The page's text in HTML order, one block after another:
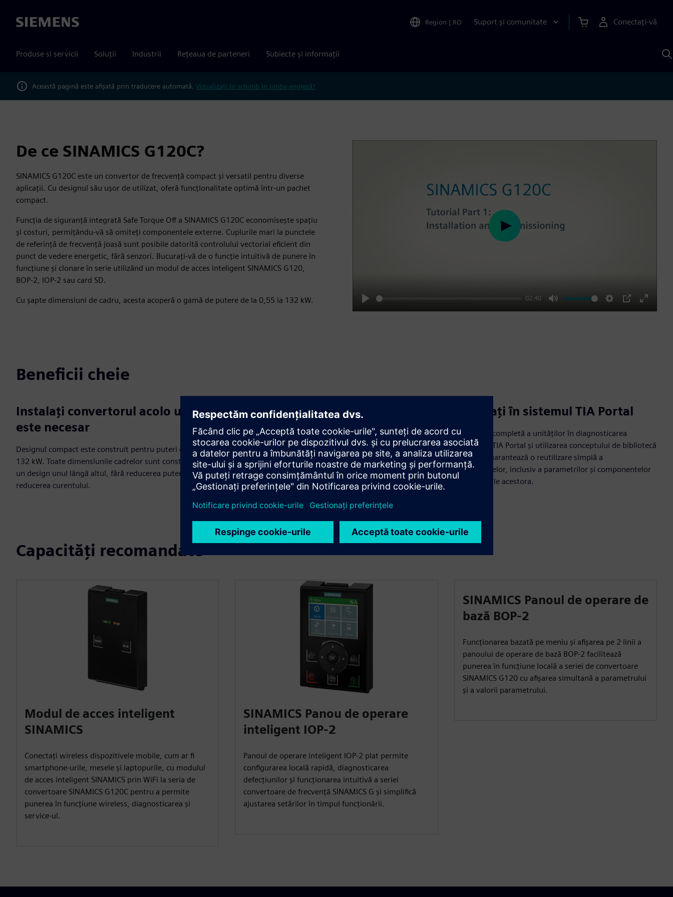
Siemens Region | RO Suport și comunitate Conectați-vă
Produse si servicii Soluții Industrii Rețeaua de parteneri Subiecte și informații
Această pagină este afișată prin traducere automată. Vizualizați în schimb în limba engleză?
De ce SINAMICS G120C?
SINAMICS G120C este un convertor de frecvență compact și versatil pentru diverse
aplicații. Cu designul său ușor de utilizat, oferă funcționalitate optimă într-un pachet
compact.
Funcția de siguranță integrată Safe Torque Off a SINAMICS G120C economisește spațiu
și costuri, permițându-vă să omiteți componentele externe. Cuplurile mari la punctele
de referință de frecvență joasă sunt posibile datorită controlului vectorial eficient din
punct de vedere energetic, fără senzori. Bucurați-vă de o funcție intuitivă de punere în
funcțiune și clonare în serie utilizând un modul de acces inteligent SINAMICS G120,
BOP-2, IOP-2 sau card SD.
Cu șapte dimensiuni de cadru, acesta acoperă o gamă de putere de la 0,55 la 132 kW.
Play
02:40
Mute Settings
PIP
Enter
Play
Beneficii cheie
Instalați convertorul acolo unde
este necesar
Designul compact este construit pentru puteri de până la
132 kW. Toate dimensiunile cadrelor sunt construite într-
un design unul lângă altul, fără reducerea puterii sau
reducerea curentului.
Adaptați configurarea sistemului
dvs.
Sunt acceptate toate sistemele standard de bus, cum ar fi
PROFINET, EtherNet/IP, PROFIBUS și USS/Modbus RTU.
Integrați în sistemul TIA Portal
Integrarea completă a unităților în diagnosticarea
sistemului TIA Portal și utilizarea conceptului de bibliotecă
TIA Portal garantează o reutilizare simplă a
convertoarelor, inclusiv a parametrilor și componentelor
hardware ale acestora.
Capacități recomandate
Modul de acces inteligent
SINAMICS
Conectați wireless dispozitivele mobile, cum ar fi
smartphone-urile, mesele și laptopurile, cu modulul
de acces inteligent SINAMICS prin WiFi la seria de
convertoare SINAMICS G120C pentru a permite
punerea în funcțiune wireless, diagnosticarea și
service-ul.
SINAMICS Panou de operare
inteligent IOP-2
Panoul de operare inteligent IOP-2 plat permite
configurarea locală rapidă, diagnosticarea
defecțiunilor și funcționarea intuitivă a seriei
convertoare de frecvență SINAMICS G și simplifică
ajustarea setărilor în timpul funcționării.
SINAMICS Panoul de operare de
bază BOP-2
Funcționarea bazată pe meniu și afișarea pe 2 linii a
panoului de operare de bază BOP-2 facilitează
punerea în funcțiune locală a seriei de convertoare
SINAMICS G120 cu afișarea simultană a parametrului
și a valorii parametrului.